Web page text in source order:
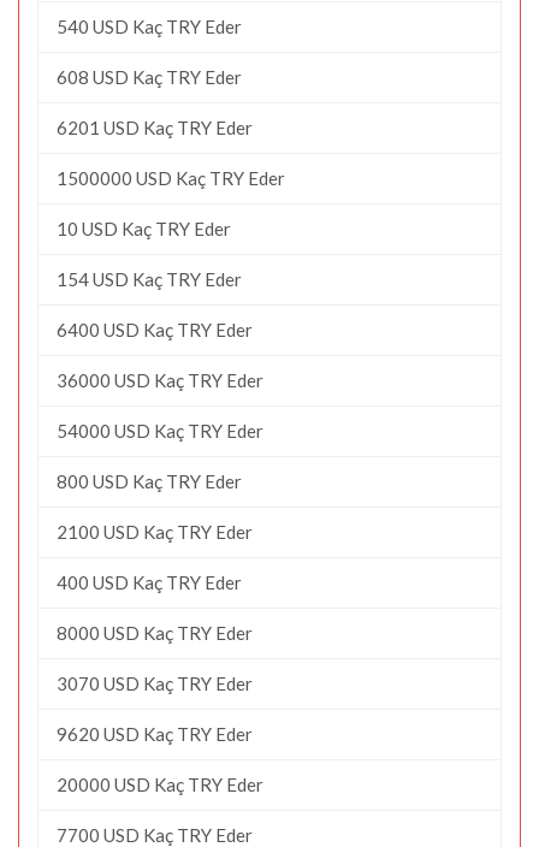
540 USD Kaç TRY Eder
608 USD Kaç TRY Eder
6201 USD Kaç TRY Eder
1500000 USD Kaç TRY Eder
10 USD Kaç TRY Eder
154 USD Kaç TRY Eder
6400 USD Kaç TRY Eder
36000 USD Kaç TRY Eder
54000 USD Kaç TRY Eder
800 USD Kaç TRY Eder
2100 USD Kaç TRY Eder
400 USD Kaç TRY Eder
8000 USD Kaç TRY Eder
3070 USD Kaç TRY Eder
9620 USD Kaç TRY Eder
20000 USD Kaç TRY Eder
7700 USD Kaç TRY Eder